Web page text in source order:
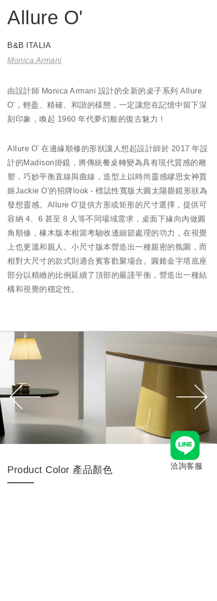
Allure O'
B&B ITALIA
Monica Armani
由設計師 Monica Armani 設計的全新的桌子系列 Allure
O'，輕盈、精確、和諧的樣態，一定讓您在記憶中留下深
刻印象，喚起 1960 年代夢幻般的復古魅力！
Allure O' 在邊緣順修的形狀讓人想起設計師於 2017 年設
計的Madison掛鏡，將傳統餐桌轉變為具有現代質感的雕
塑，巧妙平衡直線與曲線，造型上以時尚靈感繆思女神賈
姬Jackie O'的招牌look - 標誌性寬版大圓太陽眼鏡形狀為
發想靈感。Allure O'提供方形或矩形的尺寸選擇，提供可
容納 4、6 甚至 8 人等不同場域需求，桌面下緣向內做圓
角順修，橡木版本相當考驗收邊細節處理的功力，在視覺
上也更溫和親人。小尺寸版本營造出一種親密的氛圍，而
相對大尺寸的款式則適合賓客歡聚場合。圓錐金字塔底座
部分以精緻的比例延續了頂部的嚴謹平衡，營造出一種結
構和視覺的穩定性。
Product Color 產品顏色 洽詢客服